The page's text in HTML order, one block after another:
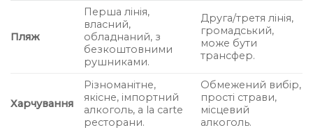
Пляж
Перша лінія,
власний,
обладнаний, з
безкоштовними
рушниками.
Друга/третя лінія,
громадський,
може бути
трансфер.
Харчування
Різноманітне,
якісне, імпортний
алкоголь, a la carte
ресторани.
Обмежений вибір,
прості страви,
місцевий
алкоголь.